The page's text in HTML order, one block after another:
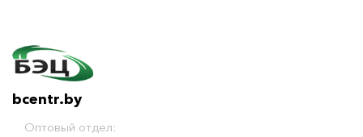
bcentr.by
Оптовый отдел: